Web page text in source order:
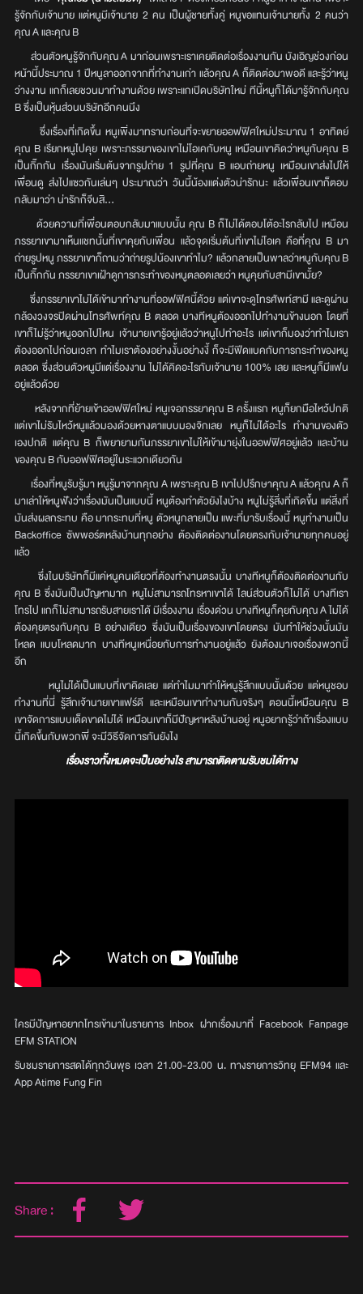
รู้จักกับเจ้านาย แต่หนูมีเจ้านาย 2 คน เป็นผู้ชายทั้งคู่ หนูขอแทนเจ้านายทั้ง 2 คนว่า
คุณ A และคุณ B
ส่วนตัวหนูรู้จักกับคุณ A มาก่อนเพราะเราเคยติดต่อเรื่องงานกัน บังเอิญช่วงก่อน
หน้านี้ประมาณ 1 ปีหนูลาออกจากที่ทำงานเก่า แล้วคุณ A ก็ติดต่อมาพอดี และรู้ว่าหนู
ว่างงาน แกก็เลยชวนมาทำงานด้วย เพราะแกเปิดบริษัทใหม่ ทีนี้หนูก็ได้มารู้จักกับคุณ
B ซึ่งเป็นหุ้นส่วนบริษัทอีกคนนึง
ซึ่งเรื่องที่เกิดขึ้น หนูเพิ่งมาทราบก่อนที่จะขยายออฟฟิศใหม่ประมาณ 1 อาทิตย์
คุณ B เรียกหนูไปคุย เพราะภรรยาของเขาไม่โอเคกับหนู เหมือนเขาคิดว่าหนูกับคุณ B
เป็นกิ๊กกัน เรื่องมันเริ่มต้นจากรูปถ่าย 1 รูปที่คุณ B แอบถ่ายหนู เหมือนเขาส่งไปให้
เพื่อนดู ส่งไปแซวกันเล่นๆ ประมาณว่า วันนี้น้องแต่งตัวน่ารักนะ แล้วเพื่อนเขาก็ตอบ
กลับมาว่า น่ารักก็จีบสิ...
ด้วยความที่เพื่อนตอบกลับมาแบบนั้น คุณ B ก็ไม่ได้ตอบโต้อะไรกลับไป เหมือน
ภรรยาเขามาเห็นแชทนั้นที่เขาคุยกับเพื่อน แล้วจุดเริ่มต้นที่เขาไม่โอเค คือที่คุณ B มา
ถ่ายรูปหนู ภรรยาเขาก็ถามว่าถ่ายรูปน้องเขาทำไม? แล้วกลายเป็นพาลว่าหนูกับคุณ B
เป็นกิ๊กกัน ภรรยาเขาเฝ้าดูการกระทำของหนูตลอดเลยว่า หนูคุยกับสามีเขามั้ย?
ซึ่งภรรยาเขาไม่ได้เข้ามาทำงานที่ออฟฟิศนี้ด้วย แต่เขาจะดูโทรศัพท์สามี และดูผ่าน
กล้องวงจรปิดผ่านโทรศัพท์คุณ B ตลอด บางทีหนูต้องออกไปทำงานข้างนอก โดยที่
เขาก็ไม่รู้ว่าหนูออกไปไหน เจ้านายเขารู้อยู่แล้วว่าหนูไปทำอะไร แต่เขาก็มองว่าทำไมเรา
ต้องออกไปก่อนเวลา ทำไมเราต้องอย่างงั้นอย่างงี้ ก็จะมีฟีดแบคกับการกระทำของหนู
ตลอด ซึ่งส่วนตัวหนูมีแต่เรื่องงาน ไม่ได้คิดอะไรกับเจ้านาย 100% เลย และหนูก็มีแฟน
อยู่แล้วด้วย
หลังจากที่ย้ายเข้าออฟฟิศใหม่ หนูเจอภรรยาคุณ B ครั้งแรก หนูก็ยกมือไหว้ปกติ
แต่เขาไม่รับไหว้หนูแล้วมองด้วยหางตาแบบมองจิกเลย หนูก็ไม่ได้อะไร ทำงานของตัว
เองปกติ แต่คุณ B ก็พยายามกันภรรยาเขาไม่ให้เข้ามายุ่งในออฟฟิศอยู่แล้ว และบ้าน
ของคุณ B กับออฟฟิศอยู่ในระแวกเดียวกัน
เรื่องที่หนูรับรู้มา หนูรู้มาจากคุณ A เพราะคุณ B เขาไปปรึกษาคุณ A แล้วคุณ A ก็
มาเล่าให้หนูฟังว่าเรื่องมันเป็นแบบนี้ หนูต้องทำตัวยังไงบ้าง หนูไม่รู้สิ่งที่เกิดขึ้น แต่สิ่งที่
มันส่งผลกระทบ คือ มากระทบที่หนู ตัวหนูกลายเป็น แพะที่มารับเรื่องนี้ หนูทำงานเป็น
Backoffice ซัพพอร์ตหลังบ้านทุกอย่าง ต้องติดต่องานโดยตรงกับเจ้านายทุกคนอยู่
แล้ว
ซึ่งในบริษัทก็มีแค่หนูคนเดียวที่ต้องทำงานตรงนั้น บางทีหนูก็ต้องติดต่องานกับ
คุณ B ซึ่งมันเป็นปัญหามาก หนูไม่สามารถโทรหาเขาได้ ไลน์ส่วนตัวก็ไม่ได้ บางทีเรา
โทรไป แกก็ไม่สามารถรับสายเราได้ มีเรื่องงาน เรื่องด่วน บางทีหนูก็คุยกับคุณ A ไม่ได้
ต้องคุยตรงกับคุณ B อย่างเดียว ซึ่งมันเป็นเรื่องของเขาโดยตรง มันทำให้ช่วงนั้นมัน
โหลด แบบโหลดมาก บางทีหนูเหนื่อยกับการทำงานอยู่แล้ว ยังต้องมาเจอเรื่องพวกนี้
อีก
หนูไม่ได้เป็นแบบที่เขาคิดเลย แต่ทำไมมาทำให้หนูรู้สึกแบบนั้นด้วย แต่หนูชอบ
ทำงานที่นี่ รู้สึกเจ้านายเขาแฟร์ดี และเหมือนเขาทำงานกันจริงๆ ตอนนี้เหมือนคุณ B
เขาจัดการแบบเด็ดขาดไม่ได้ เหมือนเขาก็มีปัญหาหลังบ้านอยู่ หนูอยากรู้ว่าถ้าเรื่องแบบ
นี้เกิดขึ้นกับพวกพี่ จะมีวิธีจัดการกันยังไง
เรื่องราวทั้งหมดจะเป็นอย่างไร สามารถติดตามรับชมได้ทาง
ใครมีปัญหาอยากโทรเข้ามาในรายการ Inbox ฝากเรื่องมาที่ Facebook Fanpage
EFM STATION
รับชมรายการสดได้ทุกวันพุธ เวลา 21.00-23.00 น. ทางรายการวิทยุ EFM94 และ
App Atime Fung Fin
Share :